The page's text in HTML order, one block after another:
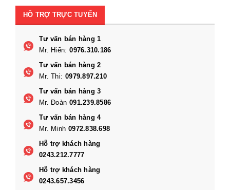
HỖ TRỢ TRỰC TUYẾN
Tư vấn bán hàng 1
Mr. Hiến: 0976.310.186
Tư vấn bán hàng 2
Mr. Thi: 0979.897.210
Tư vấn bán hàng 3
Mr. Đoàn 091.239.8586
Tư vấn bán hàng 4
Mr. Minh 0972.838.698
Hỗ trợ khách hàng
0243.212.7777
Hỗ trợ khách hàng
0243.657.3456